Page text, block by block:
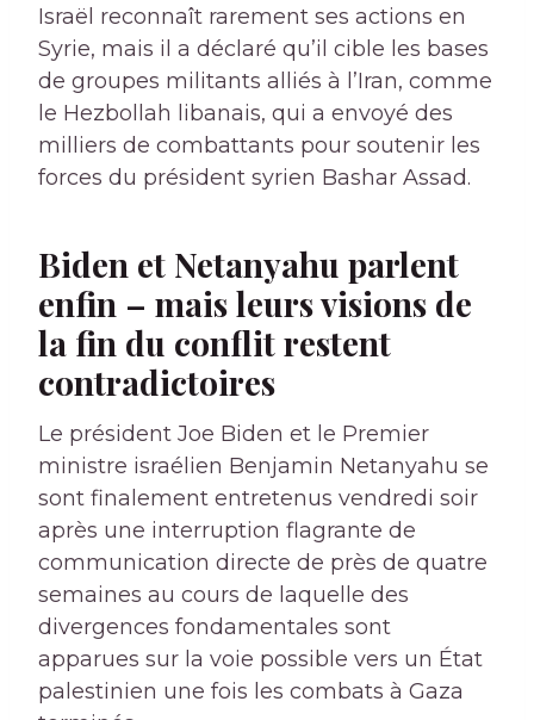
Israël reconnaît rarement ses actions en
Syrie, mais il a déclaré qu’il cible les bases
de groupes militants alliés à l’Iran, comme
le Hezbollah libanais, qui a envoyé des
milliers de combattants pour soutenir les
forces du président syrien Bashar Assad.
Biden et Netanyahu parlent
enfin – mais leurs visions de
la fin du conflit restent
contradictoires
Le président Joe Biden et le Premier
ministre israélien Benjamin Netanyahu se
sont finalement entretenus vendredi soir
après une interruption flagrante de
communication directe de près de quatre
semaines au cours de laquelle des
divergences fondamentales sont
apparues sur la voie possible vers un État
palestinien une fois les combats à Gaza